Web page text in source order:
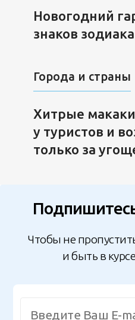
Новогодний
знаков зодиака
Города и страны
Хитрые
у туристов и
только за
Чтобы не
и быть в